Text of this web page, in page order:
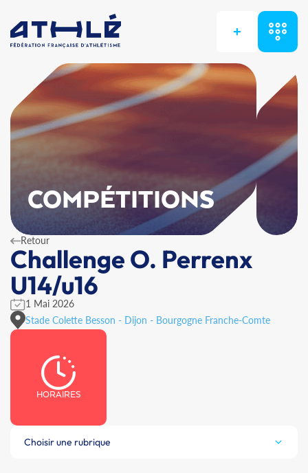
+
COMPÉTITIONS
Retour
Challenge O. Perrenx
U14/u16
1 Mai 2026
Stade Colette Besson - Dijon - Bourgogne Franche-Comte
HORAIRES
Choisir une rubrique